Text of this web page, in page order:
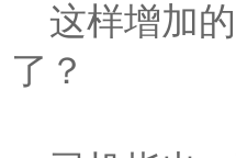
这样增加
了？